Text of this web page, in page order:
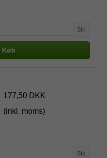
Stk.
Køb
177,50 DKK
(inkl. moms)
Stk.